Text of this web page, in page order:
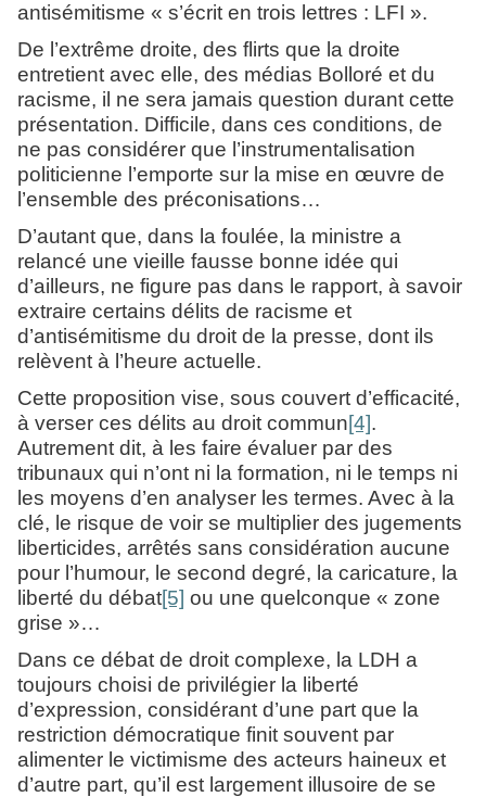
antisémitisme « s’écrit en trois lettres : LFI ».
De l’extrême droite, des flirts que la droite
entretient avec elle, des médias Bolloré et du
racisme, il ne sera jamais question durant cette
présentation. Difficile, dans ces conditions, de
ne pas considérer que l’instrumentalisation
politicienne l’emporte sur la mise en œuvre de
l’ensemble des préconisations…
D’autant que, dans la foulée, la ministre a
relancé une vieille fausse bonne idée qui
d’ailleurs, ne figure pas dans le rapport, à savoir
extraire certains délits de racisme et
d’antisémitisme du droit de la presse, dont ils
relèvent à l’heure actuelle.
Cette proposition vise, sous couvert d’efficacité,
à verser ces délits au droit commun[4].
Autrement dit, à les faire évaluer par des
tribunaux qui n’ont ni la formation, ni le temps ni
les moyens d’en analyser les termes. Avec à la
clé, le risque de voir se multiplier des jugements
liberticides, arrêtés sans considération aucune
pour l’humour, le second degré, la caricature, la
liberté du débat[5] ou une quelconque « zone
grise »…
Dans ce débat de droit complexe, la LDH a
toujours choisi de privilégier la liberté
d’expression, considérant d’une part que la
restriction démocratique finit souvent par
alimenter le victimisme des acteurs haineux et
d’autre part, qu’il est largement illusoire de se